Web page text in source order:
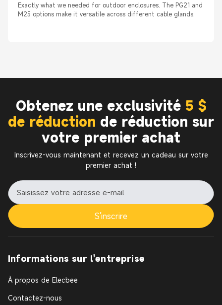
Exactly what we needed for outdoor enclosures. The PG21 and
M25 options make it versatile across different cable glands.
Obtenez une exclusivité 5 $
de réduction de réduction sur
votre premier achat
Inscrivez-vous maintenant et recevez un cadeau sur votre
premier achat !
S'inscrire
Informations sur l'entreprise
À propos de Elecbee
Contactez-nous